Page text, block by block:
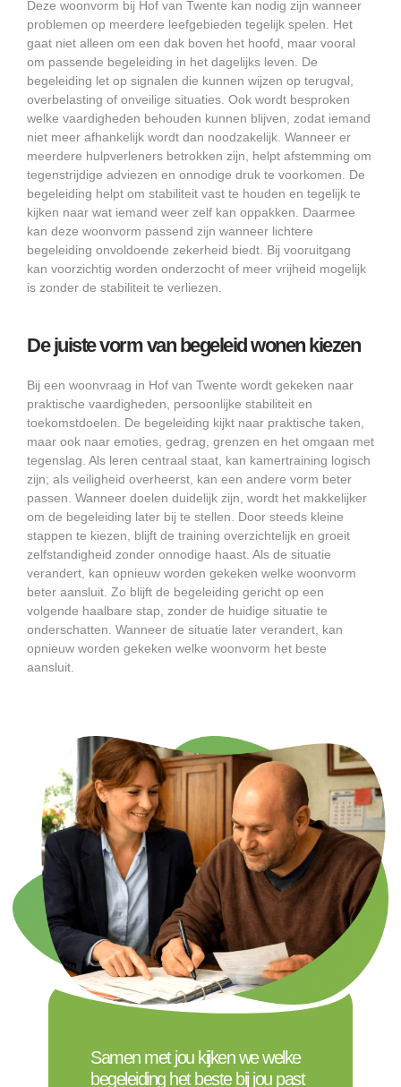
Deze woonvorm bij Hof van Twente kan nodig zijn wanneer
problemen op meerdere leefgebieden tegelijk spelen. Het
gaat niet alleen om een dak boven het hoofd, maar vooral
om passende begeleiding in het dagelijks leven. De
begeleiding let op signalen die kunnen wijzen op terugval,
overbelasting of onveilige situaties. Ook wordt besproken
welke vaardigheden behouden kunnen blijven, zodat iemand
niet meer afhankelijk wordt dan noodzakelijk. Wanneer er
meerdere hulpverleners betrokken zijn, helpt afstemming om
tegenstrijdige adviezen en onnodige druk te voorkomen. De
begeleiding helpt om stabiliteit vast te houden en tegelijk te
kijken naar wat iemand weer zelf kan oppakken. Daarmee
kan deze woonvorm passend zijn wanneer lichtere
begeleiding onvoldoende zekerheid biedt. Bij vooruitgang
kan voorzichtig worden onderzocht of meer vrijheid mogelijk
is zonder de stabiliteit te verliezen.
De juiste vorm van begeleid wonen kiezen
Bij een woonvraag in Hof van Twente wordt gekeken naar
praktische vaardigheden, persoonlijke stabiliteit en
toekomstdoelen. De begeleiding kijkt naar praktische taken,
maar ook naar emoties, gedrag, grenzen en het omgaan met
tegenslag. Als leren centraal staat, kan kamertraining logisch
zijn; als veiligheid overheerst, kan een andere vorm beter
passen. Wanneer doelen duidelijk zijn, wordt het makkelijker
om de begeleiding later bij te stellen. Door steeds kleine
stappen te kiezen, blijft de training overzichtelijk en groeit
zelfstandigheid zonder onnodige haast. Als de situatie
verandert, kan opnieuw worden gekeken welke woonvorm
beter aansluit. Zo blijft de begeleiding gericht op een
volgende haalbare stap, zonder de huidige situatie te
onderschatten. Wanneer de situatie later verandert, kan
opnieuw worden gekeken welke woonvorm het beste
aansluit.
Samen met jou kijken we welke
begeleiding het beste bij jou past